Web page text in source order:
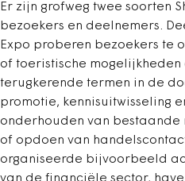
Er zijn grofweg twee soorten
bezoekers en deelnemers.
Expo proberen bezoekers te
of toeristische
terugkerende termen in de
promotie, kennisuitwisseling
onderhouden van bestaande
of opdoen van
organiseerde bijvoorbeeld